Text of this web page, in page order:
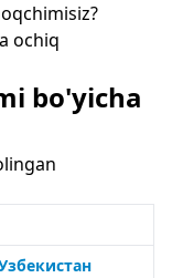
ochiq
bo'yicha